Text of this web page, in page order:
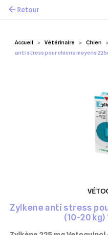
Mes favoris
Accueil Vétérinaire Chien
anti stress pour chiens moyens
Retour
Zylkene anti stress pour
(10-20